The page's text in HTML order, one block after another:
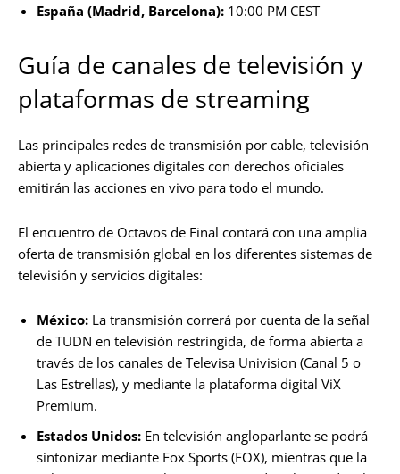
España (Madrid, Barcelona): 10:00 PM CEST
Guía de canales de televisión y
plataformas de streaming
Las principales redes de transmisión por cable, televisión
abierta y aplicaciones digitales con derechos oficiales
emitirán las acciones en vivo para todo el mundo.
El encuentro de Octavos de Final contará con una amplia
oferta de transmisión global en los diferentes sistemas de
televisión y servicios digitales:
México: La transmisión correrá por cuenta de la señal
de TUDN en televisión restringida, de forma abierta a
través de los canales de Televisa Univision (Canal 5 o
Las Estrellas), y mediante la plataforma digital ViX
Premium.
Estados Unidos: En televisión angloparlante se podrá
sintonizar mediante Fox Sports (FOX), mientras que la